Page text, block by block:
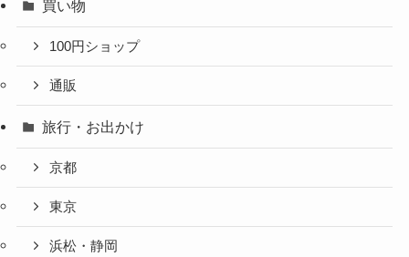
買い物
100円ショップ
通販
旅行・お出かけ
京都
東京
浜松・静岡